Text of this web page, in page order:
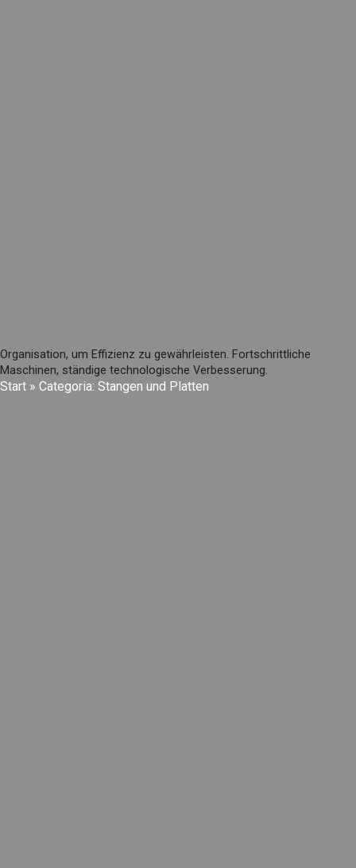
Organisation, um Effizienz zu gewährleisten. Fortschrittliche
Maschinen, ständige technologische Verbesserung.
Start » Categoria: Stangen und Platten